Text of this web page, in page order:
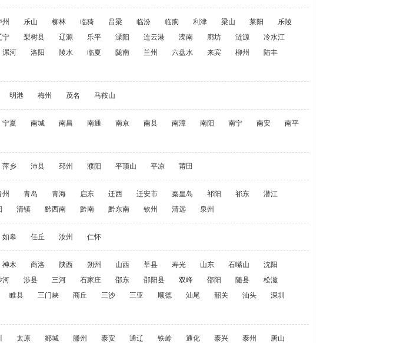
州 乐山 柳林 临猗 吕梁 临汾 临朐 利津 梁山 莱阳
乐陵
宁 梨树县 辽源 乐平 溧阳 连云港 滦南 廊坊 涟源
冷水江
漯河 洛阳 陵水 临夏 陇南 兰州 六盘水 来宾 柳州
陆丰
明港 梅州 茂名 马鞍山
宁夏 南城 南昌 南通 南京 南县 南漳 南阳 南宁 南安
南平
萍乡 沛县 邳州 濮阳 平顶山 平凉 莆田
州 青岛 青海 启东 迁西 迁安市 秦皇岛 祁阳 祁东
潜江
清镇 黔西南 黔南 黔东南 钦州 清远 泉州
如皋 任丘 汝州 仁怀
神木 商洛 陕西 朔州 山西 莘县 寿光 山东 石嘴山
沈阳
河 涉县 三河 石家庄 邵东 邵阳县 双峰 邵阳 随县
松滋
睢县 三门峡 商丘 三沙 三亚 顺德 汕尾 韶关 汕头
深圳
太原 郯城 滕州 泰安 通辽 铁岭 通化 泰兴 泰州
唐山